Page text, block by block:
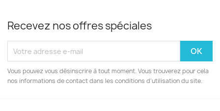
Recevez nos offres spéciales
Vous pouvez vous désinscrire à tout moment. Vous trouverez pour cela
nos informations de contact dans les conditions d'utilisation du site.